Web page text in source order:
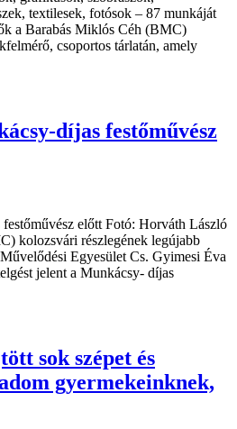
textilesek, fotósok – 87 munkáját
a Barabás Miklós Céh (BMC)
csoportos tárlatán, amely
díjas festőművész
előtt Fotó: Horváth László
kolozsvári részlegének legújabb
Egyesület Cs. Gyimesi Éva
jelent a Munkácsy- díjas
sok szépet és
gyermekeinknek,